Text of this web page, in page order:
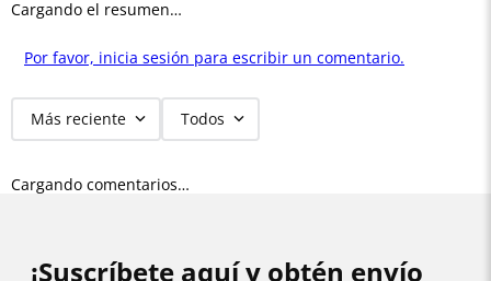
Cargando el resumen…
Por favor, inicia sesión para escribir un comentario.
Más reciente Todos
Cargando comentarios…
¡Suscríbete aquí y obtén envío